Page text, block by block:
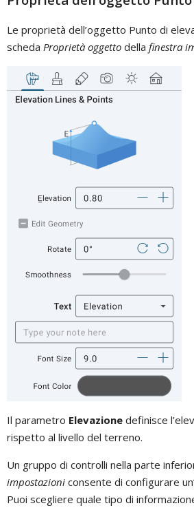
Le proprietà dell’oggetto Punto di
scheda Proprietà oggetto della finestra
Il parametro Elevazione definisce
rispetto al livello del terreno.
Un gruppo di controlli nella parte
impostazioni consente di configurare
Puoi scegliere quale tipo di